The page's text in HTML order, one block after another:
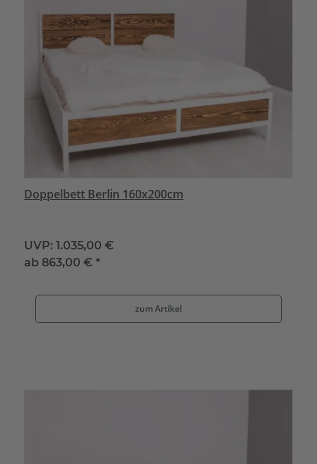
Doppelbett Berlin 160x200cm
UVP: 1.035,00 €
ab 863,00 € *
zum Artikel